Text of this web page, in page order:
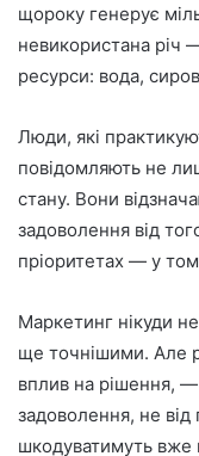
щороку генерує
невикористана річ
ресурси: вода,
Люди, які
повідомляють не
стану. Вони
задоволення від
пріоритетах — у
Маркетинг нікуди
ще точнішими. Але
вплив на рішення,
задоволення, не
шкодуватимуть вже